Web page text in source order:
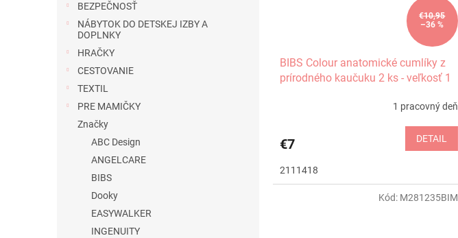
BEZPEČNOSŤ
NÁBYTOK DO DETSKEJ IZBY A
DOPLNKY
HRAČKY
CESTOVANIE
TEXTIL
PRE MAMIČKY
Značky
ABC Design
ANGELCARE
BIBS
Dooky
EASYWALKER
INGENUITY
€10,95
–36 %
BIBS Colour anatomické cumlíky z
prírodného kaučuku 2 ks - veľkosť 1
1 pracovný deň
€7 DETAIL
2111418
Kód: M281235BIM